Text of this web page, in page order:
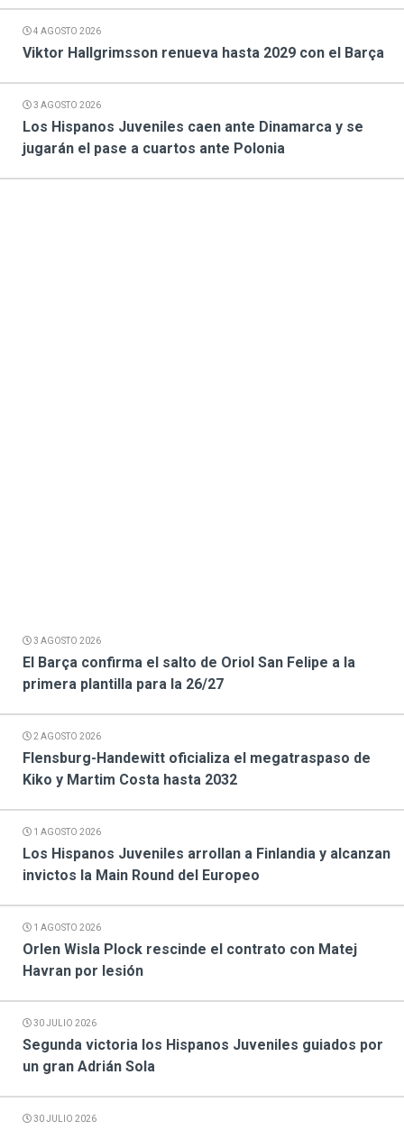
4 AGOSTO 2026
Viktor Hallgrimsson renueva hasta 2029 con el Barça
3 AGOSTO 2026
Los Hispanos Juveniles caen ante Dinamarca y se
jugarán el pase a cuartos ante Polonia
3 AGOSTO 2026
El Barça confirma el salto de Oriol San Felipe a la
primera plantilla para la 26/27
2 AGOSTO 2026
Flensburg-Handewitt oficializa el megatraspaso de
Kiko y Martim Costa hasta 2032
1 AGOSTO 2026
Los Hispanos Juveniles arrollan a Finlandia y alcanzan
invictos la Main Round del Europeo
1 AGOSTO 2026
Orlen Wisla Plock rescinde el contrato con Matej
Havran por lesión
30 JULIO 2026
Segunda victoria los Hispanos Juveniles guiados por
un gran Adrián Sola
30 JULIO 2026